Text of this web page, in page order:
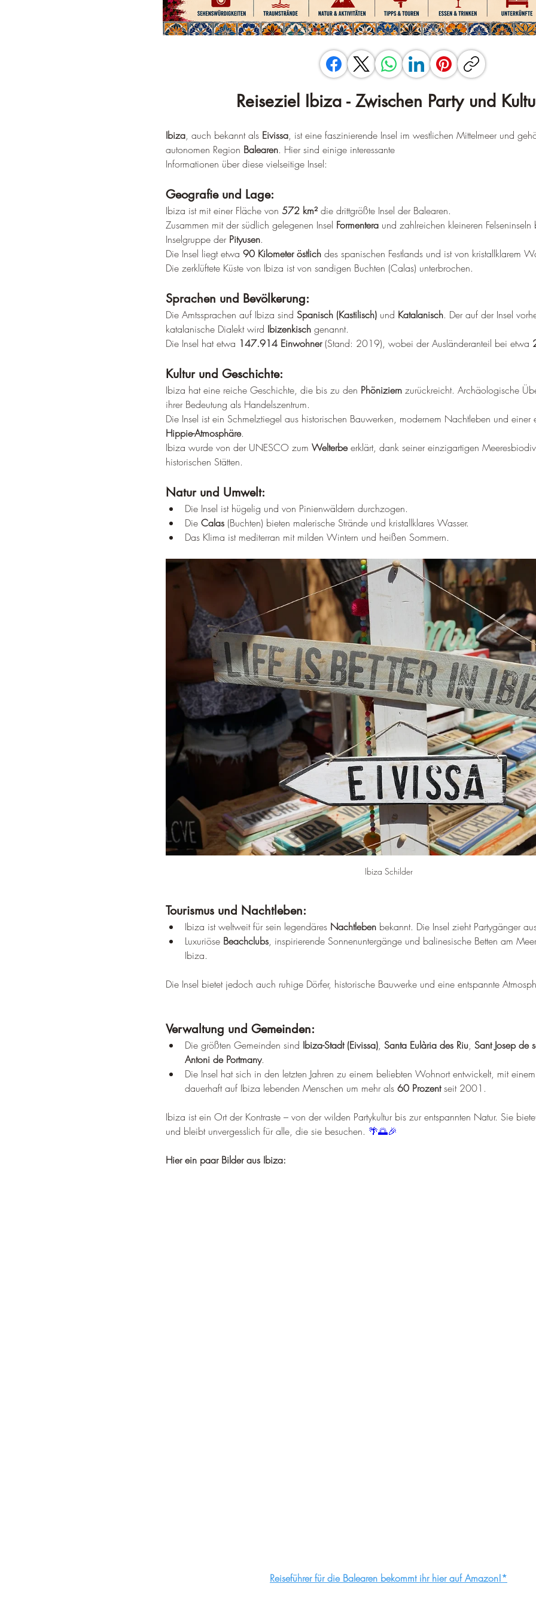
Reiseziel Ibiza - Zwischen Party und
Ibiza, auch bekannt als Eivissa, ist eine faszinierende Insel im westlichen Mittelmeer und
autonomen Region Balearen. Hier sind einige interessante
Informationen über diese vielseitige Insel:
Geografie und Lage:
Ibiza ist mit einer Fläche von 572 km² die drittgrößte Insel der Balearen.
Zusammen mit der südlich gelegenen Insel Formentera und zahlreichen kleineren
Inselgruppe der Pityusen.
Die Insel liegt etwa 90 Kilometer östlich des spanischen Festlands und ist von kristallklarem
Die zerklüftete Küste von Ibiza ist von sandigen Buchten (Calas) unterbrochen.
Sprachen und Bevölkerung:
Die Amtssprachen auf Ibiza sind Spanisch (Kastilisch) und Katalanisch. Der auf der Insel
katalanische Dialekt wird Ibizenkisch genannt.
Die Insel hat etwa 147.914 Einwohner (Stand: 2019), wobei der Ausländeranteil bei etwa
Kultur und Geschichte:
Ibiza hat eine reiche Geschichte, die bis zu den Phöniziern zurückreicht. Archäologische
ihrer Bedeutung als Handelszentrum.
Die Insel ist ein Schmelztiegel aus historischen Bauwerken, modernem Nachtleben und
Hippie-Atmosphäre.
Ibiza wurde von der UNESCO zum Welterbe erklärt, dank seiner einzigartigen
historischen Stätten.
Natur und Umwelt:
Die Insel ist hügelig und von Pinienwäldern durchzogen.
Die Calas (Buchten) bieten malerische Strände und kristallklares Wasser.
Das Klima ist mediterran mit milden Wintern und heißen Sommern.
Ibiza Schilder
Tourismus und Nachtleben:
Ibiza ist weltweit für sein legendäres Nachtleben bekannt. Die Insel zieht Partygänger
Luxuriöse Beachclubs, inspirierende Sonnenuntergänge und balinesische Betten am
Ibiza.
Die Insel bietet jedoch auch ruhige Dörfer, historische Bauwerke und eine entspannte
Verwaltung und Gemeinden:
Die größten Gemeinden sind Ibiza-Stadt (Eivissa), Santa Eulària des Riu, Sant Josep de
Antoni de Portmany.
Die Insel hat sich in den letzten Jahren zu einem beliebten Wohnort entwickelt, mit
dauerhaft auf Ibiza lebenden Menschen um mehr als 60 Prozent seit 2001.
Ibiza ist ein Ort der Kontraste – von der wilden Partykultur bis zur entspannten Natur. Sie
und bleibt unvergesslich für alle, die sie besuchen. 🌴🌅🎉
Hier ein paar Bilder aus Ibiza:
Reiseführer für die Balearen bekommt ihr hier auf Amazon!*